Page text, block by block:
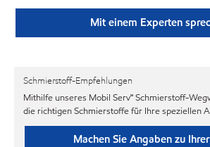
Mit einem Experten
Schmierstoff-Empfehlungen
Mithilfe unseres Mobil Serv℠ Schmierstoff-
die richtigen Schmierstoffe für Ihre speziellen
Machen Sie Angaben zu